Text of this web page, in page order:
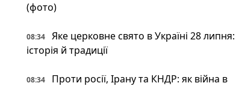
(фото)
08:34
Яке церковне свято в Україні 28 липня:
історія й традиції
08:34
Проти росії, Ірану та КНДР: як війна в